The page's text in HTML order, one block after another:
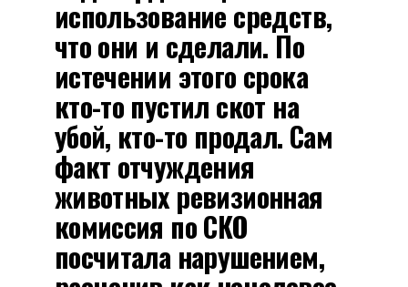
использование средств,
что они и сделали. По
истечении этого срока
кто-то пустил скот на
убой, кто-то продал. Сам
факт отчуждения
животных ревизионная
комиссия по СКО
посчитала нарушением,